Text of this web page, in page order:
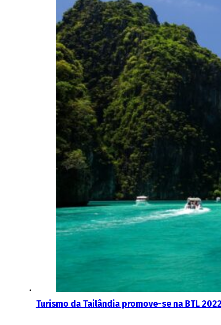
Turismo da Tailândia promove-se na BTL